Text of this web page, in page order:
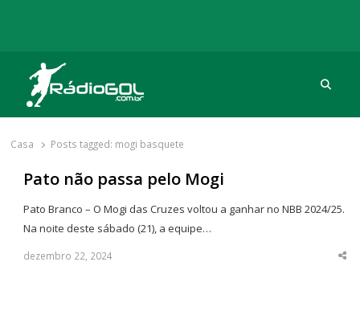
Rádio Gol
Há mais de 20 anos com as melhores coberturas
Casa Posts tagged: mogi basquete
Pato não passa pelo Mogi
Pato Branco – O Mogi das Cruzes voltou a ganhar no NBB 2024/25.
Na noite deste sábado (21), a equipe…
dezembro 22, 2024